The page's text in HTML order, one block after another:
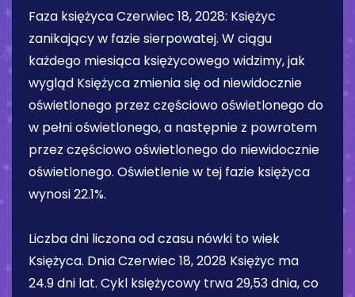
Faza księżycaCzerwiec 18, 2028: Księżyc
zanikający w fazie sierpowatej. W ciągu
każdego miesiąca księżycowego widzimy, jak
wygląd Księżyca zmienia się od niewidocznie
oświetlonego przez częściowo oświetlonego do
w pełni oświetlonego, a następnie z powrotem
przez częściowo oświetlonego do niewidocznie
oświetlonego. Oświetlenie w tej fazie księżyca
wynosi22.1%.
Liczba dni liczona od czasu nówki to wiek
Księżyca. DniaCzerwiec 18, 2028 Księżyc ma
24.9 dni lat. Cykl księżycowy trwa 29,53 dnia, co